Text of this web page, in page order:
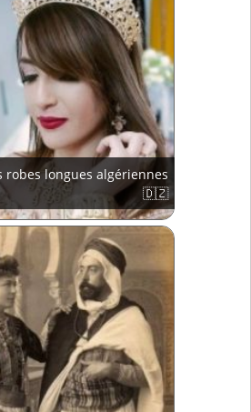
robes longues algériennes
🇩🇿